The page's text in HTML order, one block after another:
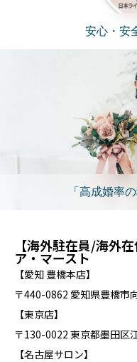
安心・安
「高成婚率
【海外駐在員/海外
ア・マースト
【愛知 豊橋本店】
〒440-0862 愛知県豊橋市
【東京店】
〒130-0022 東京都墨田区
【名古屋サロン】